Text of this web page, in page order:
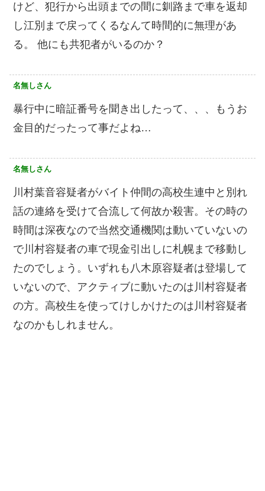
けど、犯行から出頭までの間に釧路まで車を返却
し江別まで戻ってくるなんて時間的に無理があ
る。 他にも共犯者がいるのか？
名無しさん
暴行中に暗証番号を聞き出したって、、、もうお
金目的だったって事だよね…
名無しさん
川村葉音容疑者がバイト仲間の高校生連中と別れ
話の連絡を受けて合流して何故か殺害。その時の
時間は深夜なので当然交通機関は動いていないの
で川村容疑者の車で現金引出しに札幌まで移動し
たのでしょう。いずれも八木原容疑者は登場して
いないので、アクティブに動いたのは川村容疑者
の方。高校生を使ってけしかけたのは川村容疑者
なのかもしれません。